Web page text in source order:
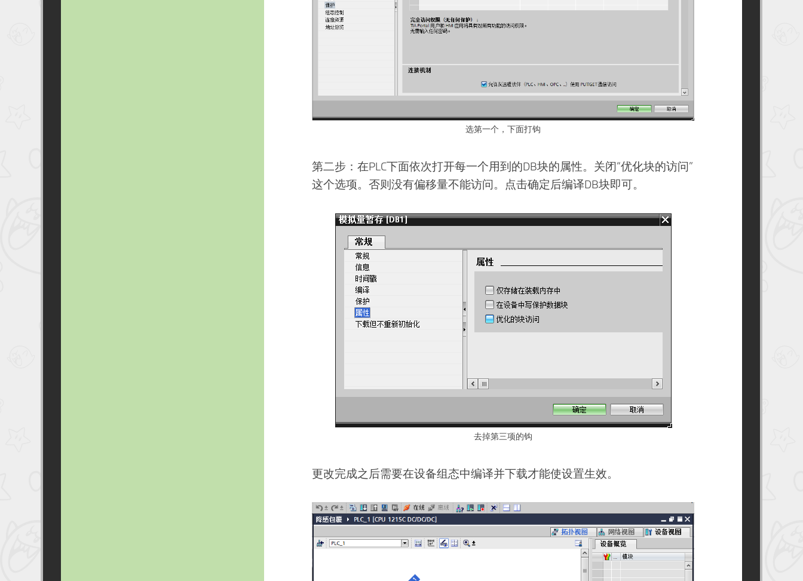
选第一个，下面打钩
第二步：在PLC下面依次打开每一个用到的DB块的属性。关闭“优化块的访问”
这个选项。否则没有偏移量不能访问。点击确定后编译DB块即可。
去掉第三项的钩
更改完成之后需要在设备组态中编译并下载才能使设置生效。